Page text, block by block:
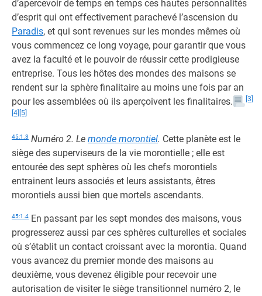
d’apercevoir de temps en temps ces hautes personnalités
d’esprit qui ont effectivement parachevé l’ascension du
Paradis, et qui sont revenues sur les mondes mêmes où
vous commencez ce long voyage, pour garantir que vous
avez la faculté et le pouvoir de réussir cette prodigieuse
entreprise. Tous les hôtes des mondes des maisons se
rendent sur la sphère finalitaire au moins une fois par an
pour les assemblées où ils aperçoivent les finalitaires.
[3]
[4] [5]
45:1.3 Numéro 2. Le monde morontiel. Cette planète est le
siège des superviseurs de la vie morontielle ; elle est
entourée des sept sphères où les chefs morontiels
entrainent leurs associés et leurs assistants, êtres
morontiels aussi bien que mortels ascendants.
45:1.4 En passant par les sept mondes des maisons, vous
progresserez aussi par ces sphères culturelles et sociales
où s’établit un contact croissant avec la morontia. Quand
vous avancez du premier monde des maisons au
deuxième, vous devenez éligible pour recevoir une
autorisation de visiter le siège transitionnel numéro 2, le